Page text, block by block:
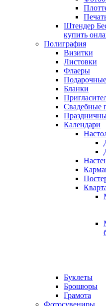
Штендер
купить
Полиграфия
Визитки
Листовки
Флаеры
Бланки
Свадебные
Календари
Буклеты
Брошюры
Грамота
Фотосувениры